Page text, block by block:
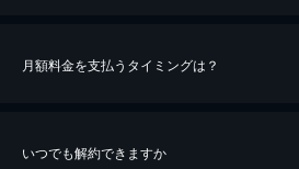
※40％ポイント還元の対象は、クレジットカード決済
月額料金を支払うタイミングは？
いつでも解約できますか